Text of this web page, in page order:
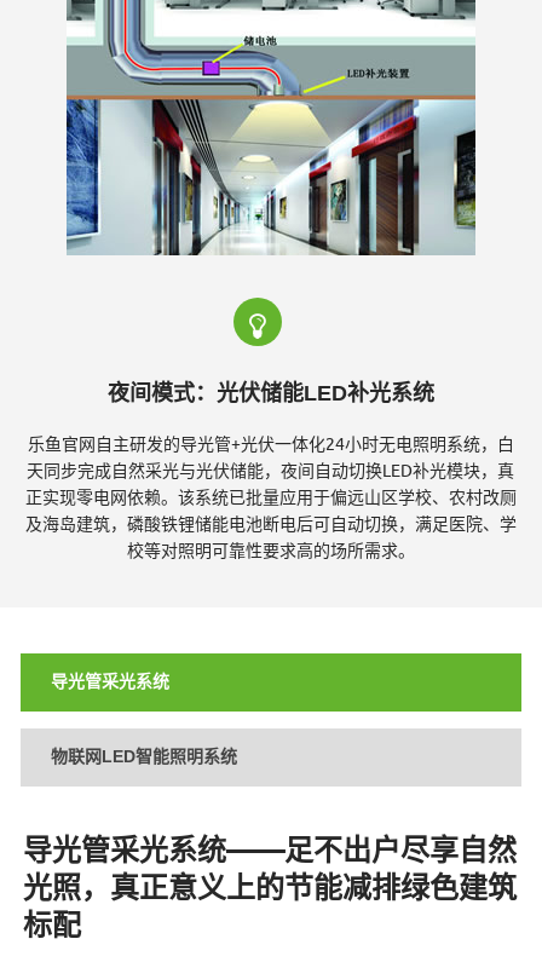
系
统
伏
明
夜间模式：光伏储能LED补光系统
乐鱼官网自主研发的导光管+光伏一体化24小时无电照明系统，白
天同步完成自然采光与光伏储能，夜间自动切换LED补光模块，真
正实现零电网依赖。该系统已批量应用于偏远山区学校、农村改厕
及海岛建筑，磷酸铁锂储能电池断电后可自动切换，满足医院、学
校等对照明可靠性要求高的场所需求。
导光管采光系统
物联网LED智能照明系统
导光管采光系统——足不出户尽享自然
光照，真正意义上的节能减排绿色建筑
标配